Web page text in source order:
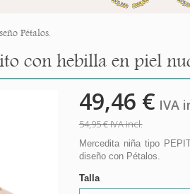
Pétalos.
con hebilla en piel
49,46 € IVA
54,95 €IVA incl.
Mercedita niña tipo
diseño con Pétalos.
Talla